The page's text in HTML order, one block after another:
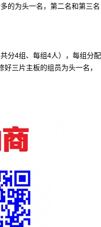
为头一名，第二名和第三名
分4组、每组4人），每组分配
三片主板的组员为头一名，